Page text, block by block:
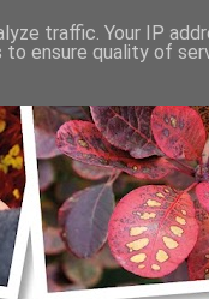
traffic. Your IP
ensure quality of